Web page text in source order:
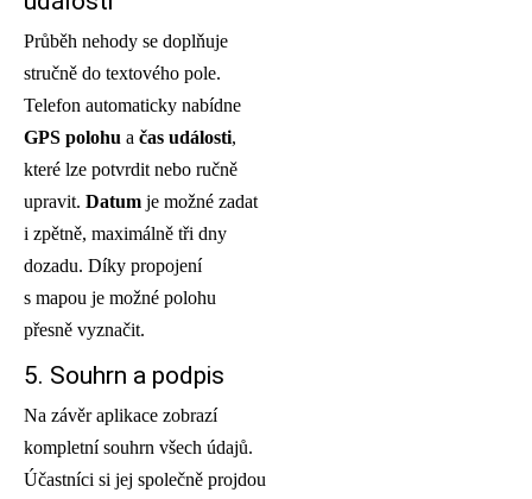
Průběh nehody se doplňuje
stručně do textového pole.
Telefon automaticky nabídne
GPS polohu a čas události,
které lze potvrdit nebo ručně
upravit. Datum je možné zadat
i zpětně, maximálně tři dny
dozadu. Díky propojení
s mapou je možné polohu
přesně vyznačit.
5. Souhrn a podpis
Na závěr aplikace zobrazí
kompletní souhrn všech údajů.
Účastníci si jej společně projdou